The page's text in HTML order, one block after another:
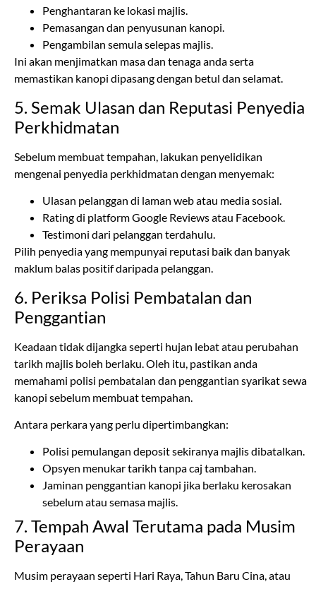
Ini akan menjimatkan masa dan tenaga anda serta
memastikan kanopi dipasang dengan betul dan selamat.
5. Semak Ulasan dan Reputasi Penyedia
Perkhidmatan
Sebelum membuat tempahan, lakukan penyelidikan
mengenai penyedia perkhidmatan dengan menyemak:
Rating di platform Google Reviews atau Facebook.
Testimoni dari pelanggan terdahulu.
Pilih penyedia yang mempunyai reputasi baik dan banyak
maklum balas positif daripada pelanggan.
6. Periksa Polisi Pembatalan dan
Penggantian
Keadaan tidak dijangka seperti hujan lebat atau perubahan
tarikh majlis boleh berlaku. Oleh itu, pastikan anda
memahami polisi pembatalan dan penggantian syarikat sewa
kanopi sebelum membuat tempahan.
Antara perkara yang perlu dipertimbangkan:
Polisi pemulangan deposit sekiranya majlis dibatalkan.
Jaminan penggantian kanopi jika berlaku kerosakan
sebelum atau semasa majlis.
7. Tempah Awal Terutama pada Musim
Perayaan
Musim perayaan seperti Hari Raya, Tahun Baru Cina, atau
musim perkahwinan sering menyebabkan permintaan tinggi
terhadap perkhidmatan sewa kanopi. Untuk mengelakkan
ketiadaan stok atau kenaikan harga: